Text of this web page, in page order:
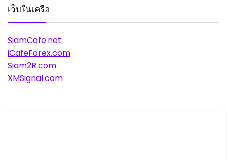
เว็บในเครือ
SiamCafe.net
iCafeForex.com
Siam2R.com
XMSignal.com